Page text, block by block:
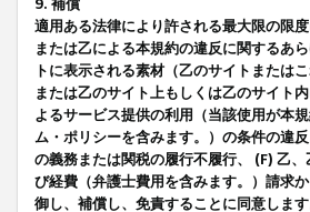
9. 補償
適用ある法律により許される最大限の限
または乙による本規約の違反に関するあ
トに表示される素材（乙のサイトまたは
または乙のサイト上もしくは乙のサイト
よるサービス提供の利用（当該使用が本
ム・ポリシーを含みます。）の条件の違
の義務または関税の履行不履行、 (F) 乙
び経費（弁護士費用を含みます。）請求
御し、補償し、免責することに同意しま